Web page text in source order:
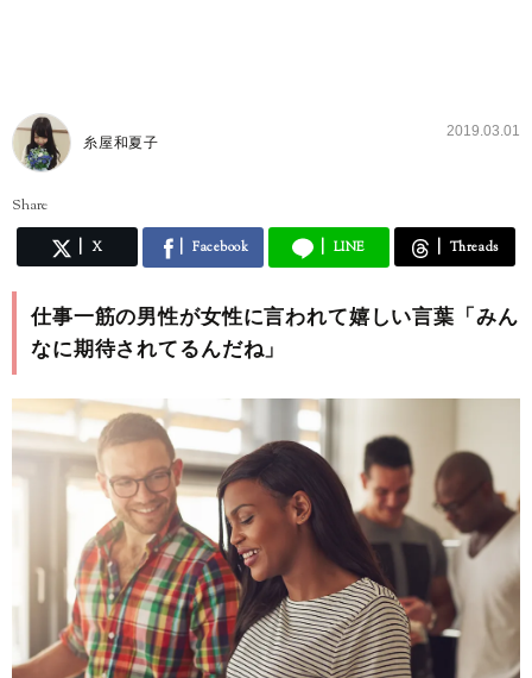
糸屋和夏子
2019.03.01
Share
X Facebook LINE Threads
仕事一筋の男性が女性に言われて嬉しい言葉「みん
なに期待されてるんだね」